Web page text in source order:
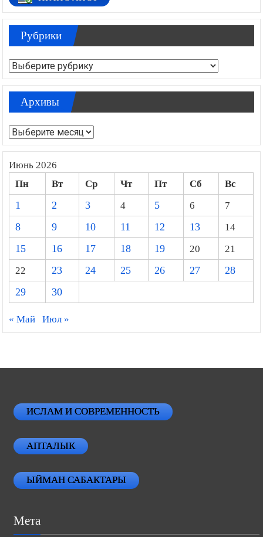
Рубрики
Рубрики
Архивы
Архивы
Июнь 2026
Пн Вт Ср Чт Пт Сб
Вс
1
2 3 4 5 6
7
8
9 10 11 12 13
14
15
16 17 18 19 20
21
22
23 24 25 26 27
28
29
30
« Май Июл »
ИСЛАМ И СОВРЕМЕННОСТЬ
АПТАЛЫК
ЫЙМАН САБАКТАРЫ
Мета